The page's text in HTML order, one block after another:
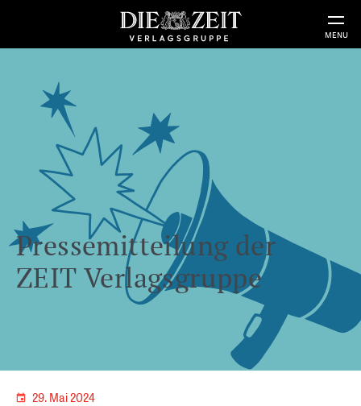
MENU
Pressemitteilung der
ZEIT Verlagsgruppe
29. Mai 2024